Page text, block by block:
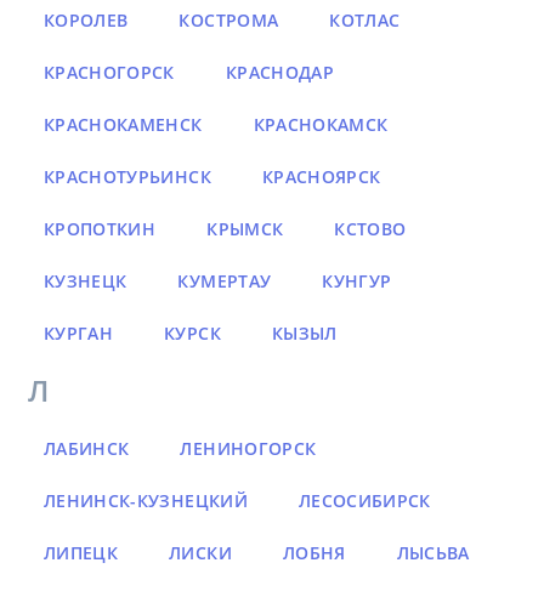
КОРОЛЕВ КОСТРОМА КОТЛАС
КРАСНОГОРСК КРАСНОДАР
КРАСНОКАМЕНСК КРАСНОКАМСК
КРАСНОТУРЬИНСК КРАСНОЯРСК
КРОПОТКИН КРЫМСК КСТОВО
КУЗНЕЦК КУМЕРТАУ КУНГУР
КУРГАН КУРСК КЫЗЫЛ
Л
ЛАБИНСК ЛЕНИНОГОРСК
ЛЕНИНСК-КУЗНЕЦКИЙ ЛЕСОСИБИРСК
ЛИПЕЦК ЛИСКИ ЛОБНЯ ЛЫСЬВА